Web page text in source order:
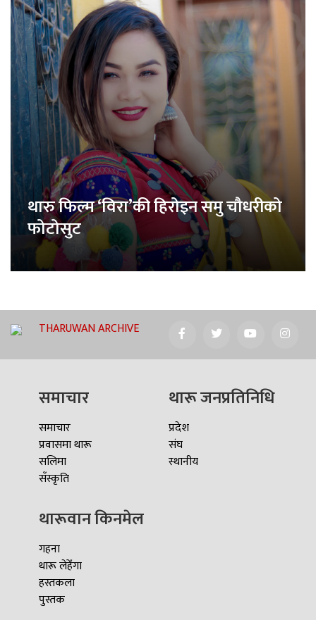
थारु फिल्म ‘विरा’की हिरोइन समु चौधरीको
फोटोसुट
THARUWAN ARCHIVE
समाचार
समाचार
प्रवासमा थारू
सलिमा
सँस्कृति
थारू जनप्रतिनिधि
प्रदेश
संघ
स्थानीय
थारूवान किनमेल
गहना
थारू लेहेँगा
हस्तकला
पुस्तक